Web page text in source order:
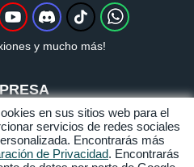
y mucho más!
de upjers
en sus sitios web para el
servicios de redes sociales
Encontrarás más
de Privacidad. Encontrarás